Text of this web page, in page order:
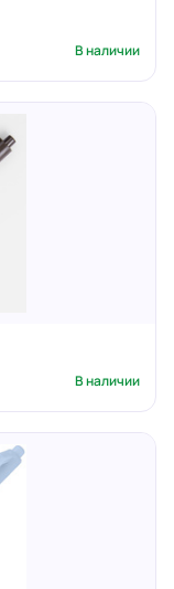
В наличии
В наличии